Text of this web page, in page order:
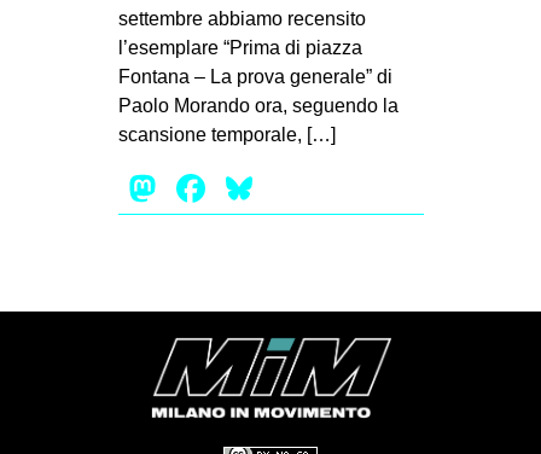
settembre abbiamo recensito
l’esemplare “Prima di piazza
Fontana – La prova generale” di
Paolo Morando ora, seguendo la
scansione temporale, […]
Mastodon
Facebook